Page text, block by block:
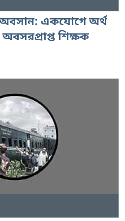
অবসান: একযোগে অর্থ
শিক্ষক